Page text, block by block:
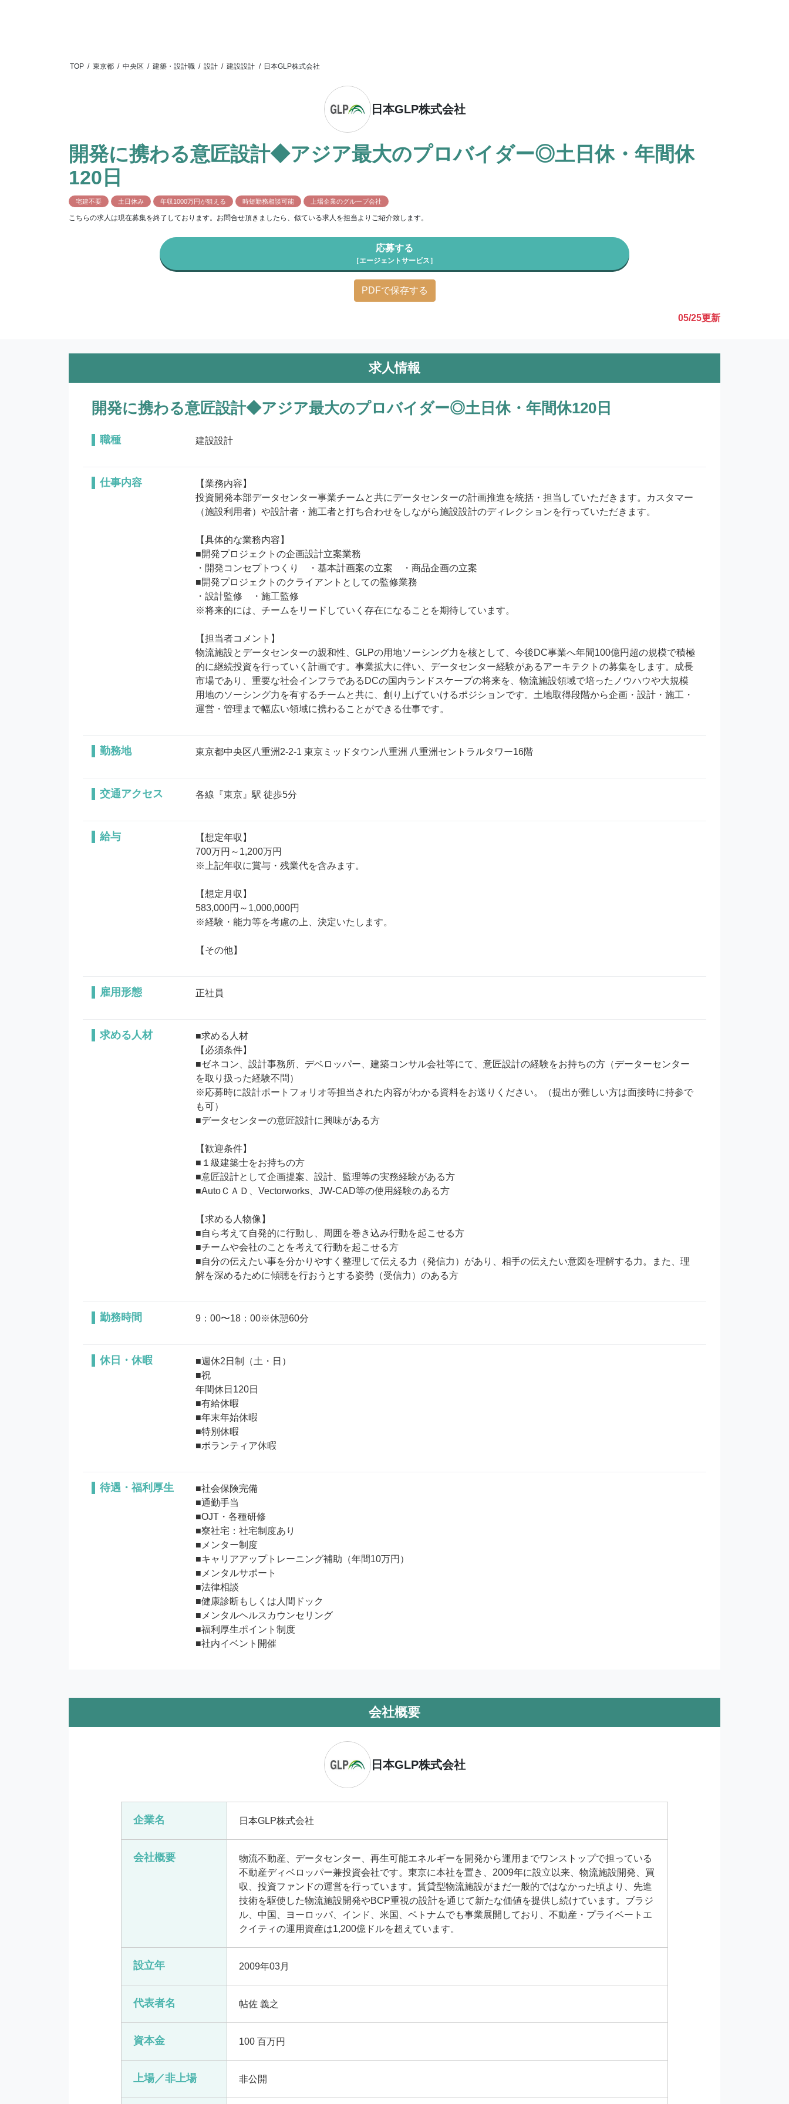
TOP / 東京都 / 中央区 / 建築・設計職 / 設計 / 建設設計 / 日本GLP株式会社
日本GLP株式会社
開発に携わる意匠設計◆アジア最大のプロバイダー◎土日休・年間休
120日
宅建不要 土日休み 年収1000万円が狙える 時短勤務相談可能 上場企業のグループ会社
こちらの求人は現在募集を終了しております。お問合せ頂きましたら、似ている求人を担当よりご紹介致します。
応募する
［エージェントサービス］
PDFで保存する
05/25更新
求人情報
開発に携わる意匠設計◆アジア最大のプロバイダー◎土日休・年間休120日
職種 建設設計
仕事内容
【業務内容】
投資開発本部データセンター事業チームと共にデータセンターの計画推進を統括・担当していただきます。カスタマー
（施設利用者）や設計者・施工者と打ち合わせをしながら施設設計のディレクションを行っていただきます。
【具体的な業務内容】
■開発プロジェクトの企画設計立案業務
・開発コンセプトつくり　・基本計画案の立案　・商品企画の立案
■開発プロジェクトのクライアントとしての監修業務
・設計監修　・施工監修
※将来的には、チームをリードしていく存在になることを期待しています。
【担当者コメント】
物流施設とデータセンターの親和性、GLPの用地ソーシング力を核として、今後DC事業へ年間100億円超の規模で積極
的に継続投資を行っていく計画です。事業拡大に伴い、データセンター経験があるアーキテクトの募集をします。成長
市場であり、重要な社会インフラであるDCの国内ランドスケープの将来を、物流施設領域で培ったノウハウや大規模
用地のソーシング力を有するチームと共に、創り上げていけるポジションです。土地取得段階から企画・設計・施工・
運営・管理まで幅広い領域に携わることができる仕事です。
勤務地 東京都中央区八重洲2-2-1 東京ミッドタウン八重洲 八重洲セントラルタワー16階
交通アクセス 各線『東京』駅 徒歩5分
給与
【想定年収】
700万円～1,200万円
※上記年収に賞与・残業代を含みます。
【想定月収】
583,000円～1,000,000円
※経験・能力等を考慮の上、決定いたします。
【その他】
雇用形態 正社員
求める人材
■求める人材
【必須条件】
■ゼネコン、設計事務所、デベロッパー、建築コンサル会社等にて、意匠設計の経験をお持ちの方（データーセンター
を取り扱った経験不問）
※応募時に設計ポートフォリオ等担当された内容がわかる資料をお送りください。（提出が難しい方は面接時に持参で
も可）
■データセンターの意匠設計に興味がある方
【歓迎条件】
■１級建築士をお持ちの方
■意匠設計として企画提案、設計、監理等の実務経験がある方
■AutoＣＡＤ、Vectorworks、JW-CAD等の使用経験のある方
【求める人物像】
■自ら考えて自発的に行動し、周囲を巻き込み行動を起こせる方
■チームや会社のことを考えて行動を起こせる方
■自分の伝えたい事を分かりやすく整理して伝える力（発信力）があり、相手の伝えたい意図を理解する力。また、理
勤務時間 9：00〜18：00※休憩60分
休日・休暇
■週休2日制（土・日）
■祝
年間休日120日
■有給休暇
■年末年始休暇
■特別休暇
待遇・福利厚生
■社会保険完備
■通勤手当
■OJT・各種研修
■寮社宅：社宅制度あり
■メンター制度
■キャリアアップトレーニング補助（年間10万円）
■メンタルサポート
■法律相談
■健康診断もしくは人間ドック
■メンタルヘルスカウンセリング
■福利厚生ポイント制度
■社内イベント開催
会社概要
日本GLP株式会社
企業名 日本GLP株式会社
会社概要
物流不動産、データセンター、再生可能エネルギーを開発から運用までワンストップで担っている
不動産ディベロッパー兼投資会社です。東京に本社を置き、2009年に設立以来、物流施設開発、買
収、投資ファンドの運営を行っています。賃貸型物流施設がまだ一般的ではなかった頃より、先進
技術を駆使した物流施設開発やBCP重視の設計を通じて新たな価値を提供し続けています。ブラジ
ル、中国、ヨーロッパ、インド、米国、ベトナムでも事業展開しており、不動産・プライベートエ
クイティの運用資産は1,200億ドルを超えています。
設立年 2009年03月
代表者名 帖佐 義之
資本金 100 百万円
上場／非上場 非公開